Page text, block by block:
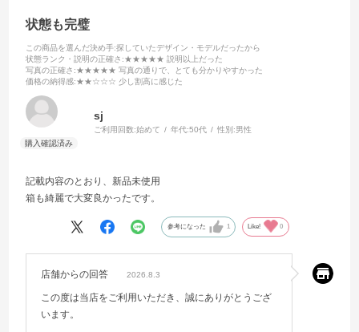
状態も完璧
この商品を選んだ決め手:探していたデザイン・モデルだったから
状態ランク・説明の正確さ :★★★★★ 説明以上だった
写真の正確さ :★★★★★ 写真の通りで、とても分かりやすかった
価格の納得感:★★☆☆☆ 少し割高に感じた
sj
ご利用回数:始めて 年代:50代 性別:男性
記載内容のとおり、新品未使用
箱も綺麗で大変良かったです。
参考になった 1 Like! 0
店舗からの回答 2026.8.3
この度は当店をご利用いただき、誠にありがとうござ
います。